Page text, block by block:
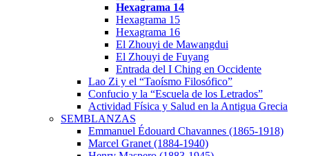
Hexagrama 14
Hexagrama 15
Hexagrama 16
El Zhouyi de Mawangdui
El Zhouyi de Fuyang
Entrada del I Ching en Occidente
Lao Zi y el “Taoísmo Filosófico”
Confucio y la “Escuela de los Letrados”
Actividad Física y Salud en la Antigua Grecia
SEMBLANZAS
Emmanuel Édouard Chavannes (1865-1918)
Marcel Granet (1884-1940)